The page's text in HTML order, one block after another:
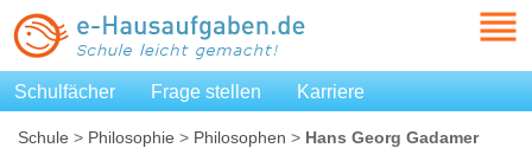
Schulfächer Frage stellen Karriere
Schule > Philosophie > Philosophen > Hans Georg Gadamer